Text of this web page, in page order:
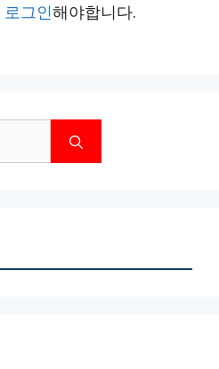
로그인해야합니다.